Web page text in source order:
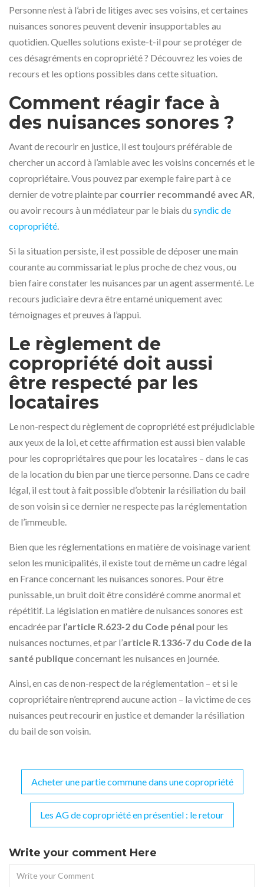
Personne n’est à l’abri de litiges avec ses voisins, et certaines
nuisances sonores peuvent devenir insupportables au
quotidien. Quelles solutions existe-t-il pour se protéger de
ces désagréments en copropriété ? Découvrez les voies de
recours et les options possibles dans cette situation.
Comment réagir face à
des nuisances sonores ?
Avant de recourir en justice, il est toujours préférable de
chercher un accord à l’amiable avec les voisins concernés et le
copropriétaire. Vous pouvez par exemple faire part à ce
dernier de votre plainte par courrier recommandé avec AR,
ou avoir recours à un médiateur par le biais du syndic de
copropriété.
Si la situation persiste, il est possible de déposer une main
courante au commissariat le plus proche de chez vous, ou
bien faire constater les nuisances par un agent assermenté. Le
recours judiciaire devra être entamé uniquement avec
témoignages et preuves à l’appui.
Le règlement de
copropriété doit aussi
être respecté par les
locataires
Le non-respect du règlement de copropriété est préjudiciable
aux yeux de la loi, et cette affirmation est aussi bien valable
pour les copropriétaires que pour les locataires – dans le cas
de la location du bien par une tierce personne. Dans ce cadre
légal, il est tout à fait possible d’obtenir la résiliation du bail
de son voisin si ce dernier ne respecte pas la réglementation
de l’immeuble.
Bien que les réglementations en matière de voisinage varient
selon les municipalités, il existe tout de même un cadre légal
en France concernant les nuisances sonores. Pour être
punissable, un bruit doit être considéré comme anormal et
répétitif. La législation en matière de nuisances sonores est
encadrée par l’article R.623-2 du Code pénal pour les
nuisances nocturnes, et par l’article R.1336-7 du Code de la
santé publiqueconcernant les nuisances en journée.
Ainsi, en cas de non-respect de la réglementation – et si le
copropriétaire n’entreprend aucune action – la victime de ces
nuisances peut recourir en justice et demander la résiliation
du bail de son voisin.
Navigation
de
l’article
Acheter une partie commune dans une copropriété
Les AG de copropriété en présentiel : le retour
Write your comment Here